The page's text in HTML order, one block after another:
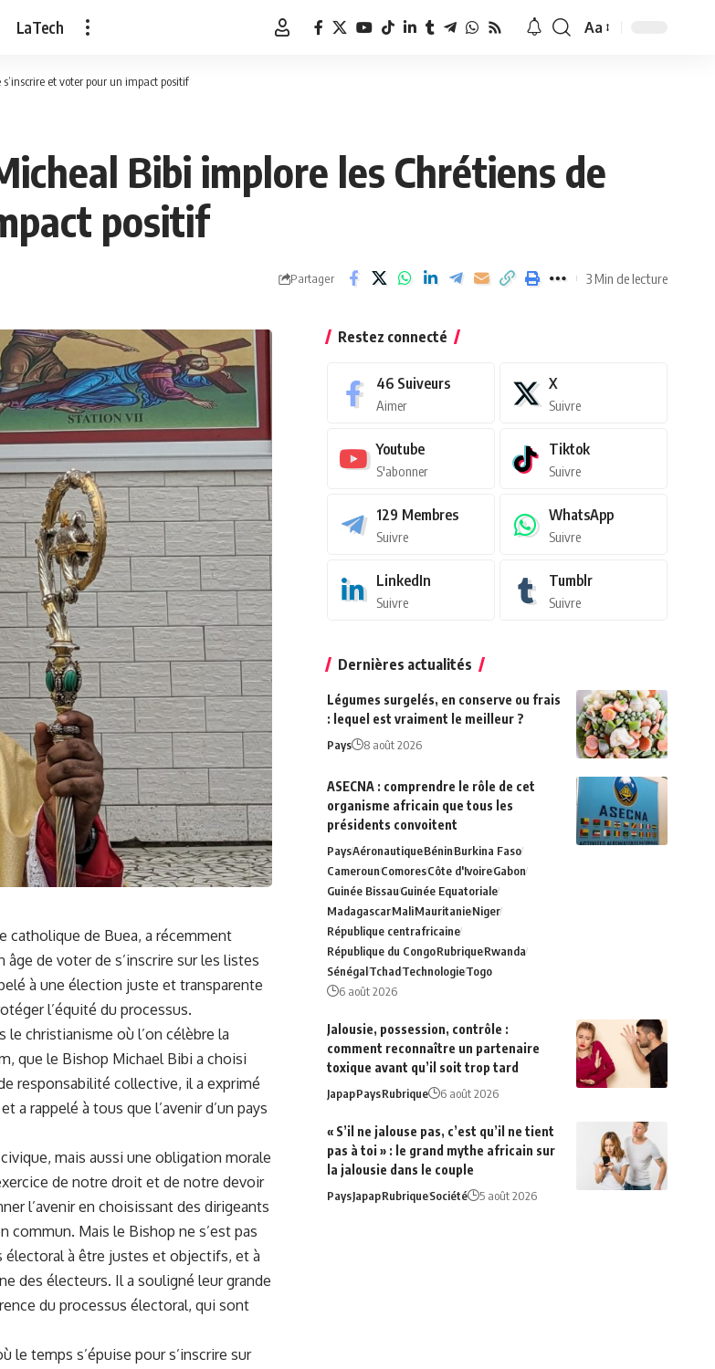
LaTech
Redimensionner
Aa
et voter pour un impact positif
Bibi implore les Chrétiens de
positif
Partager 3 Min de lecture
catholique de Buea, a récemment
âge de voter de s’inscrire sur les‌ listes⁢
à une élection juste et transparente
l’équité ⁣du ⁣processus.
le christianisme où ‍l’on célèbre la
que le Bishop Michael Bibi a choisi
responsabilité collective, il ‍a ​exprimé
a rappelé à tous que l’avenir d’un pays
⁣mais aussi une obligation morale
de notre droit et de notre devoir
l’avenir en choisissant des dirigeants
Mais‍ le⁣ Bishop ne‌ s’est pas
à​ être justes et objectifs,⁤ et à
des électeurs. Il a souligné⁢ leur grande
du ⁢processus électoral, qui sont
⁤temps s’épuise pour s’inscrire sur
Restez connecté
46 Suiveurs
Aimer
X
Suivre
Youtube
S'abonner
Tiktok
Suivre
129 Membres
Suivre
WhatsApp
Suivre
LinkedIn
Suivre
Tumblr
Suivre
Dernières actualités
Légumes surgelés, en conserve ou frais
: lequel est vraiment le meilleur ?
Pays 8 août 2026
ASECNA : comprendre le rôle de cet
organisme africain que tous les
présidents convoitent
PaysAéronautiqueBéninBurkina Faso
CamerounComoresCôte d'IvoireGabon
Guinée BissauGuinée Equatoriale
MadagascarMaliMauritanieNiger
République centrafricaine
République du CongoRubriqueRwanda
SénégalTchadTechnologieTogo
6 août 2026
Jalousie, possession, contrôle :
comment reconnaître un partenaire
toxique avant qu’il soit trop tard
JapapPaysRubrique 6 août 2026
« S’il ne jalouse pas, c’est qu’il ne tient
pas à toi » : le grand mythe africain sur
la jalousie dans le couple
PaysJapapRubriqueSociété 5 août 2026